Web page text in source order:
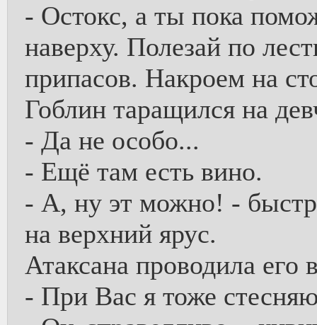
- Остокс, а ты пока
наверху. Полезай по
припасов. Накроем на
Гоблин таращился на
- Да не особо...
- Ещё там есть вино.
- А, ну эт можно! -
на верхний ярус.
Атаксана проводила его
- При Вас я тоже